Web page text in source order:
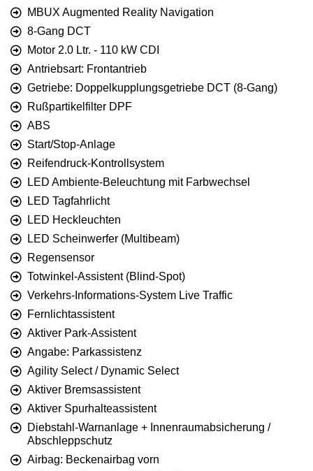
MBUX Augmented Reality Navigation
8-Gang DCT
Motor 2.0 Ltr. - 110 kW CDI
Antriebsart: Frontantrieb
Getriebe: Doppelkupplungsgetriebe DCT (8-Gang)
Rußpartikelfilter DPF
ABS
Start/Stop-Anlage
Reifendruck-Kontrollsystem
LED Ambiente-Beleuchtung mit Farbwechsel
LED Tagfahrlicht
LED Heckleuchten
LED Scheinwerfer (Multibeam)
Regensensor
Totwinkel-Assistent (Blind-Spot)
Verkehrs-Informations-System Live Traffic
Fernlichtassistent
Aktiver Park-Assistent
Angabe: Parkassistenz
Agility Select / Dynamic Select
Aktiver Bremsassistent
Aktiver Spurhalteassistent
Diebstahl-Warnanlage + Innenraumabsicherung /
Abschleppschutz
Airbag: Beckenairbag vorn